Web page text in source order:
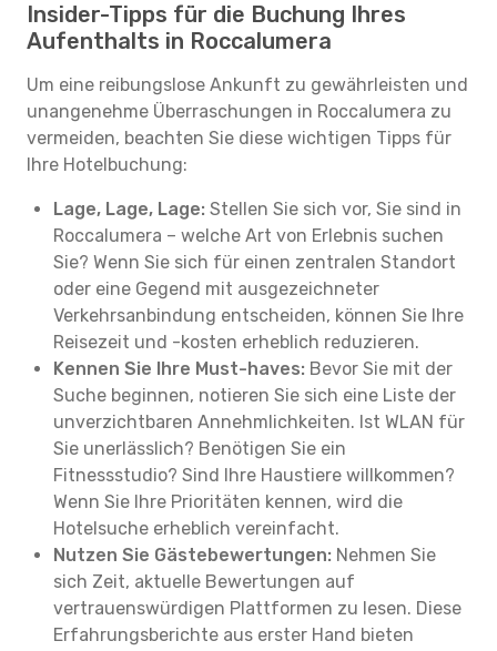
Insider-Tipps für die Buchung Ihres
Aufenthalts in Roccalumera
Um eine reibungslose Ankunft zu gewährleisten und
unangenehme Überraschungen in Roccalumera zu
vermeiden, beachten Sie diese wichtigen Tipps für
Ihre Hotelbuchung:
Lage, Lage, Lage: Stellen Sie sich vor, Sie sind in
Roccalumera – welche Art von Erlebnis suchen
Sie? Wenn Sie sich für einen zentralen Standort
oder eine Gegend mit ausgezeichneter
Verkehrsanbindung entscheiden, können Sie Ihre
Reisezeit und -kosten erheblich reduzieren.
Kennen Sie Ihre Must-haves: Bevor Sie mit der
Suche beginnen, notieren Sie sich eine Liste der
unverzichtbaren Annehmlichkeiten. Ist WLAN für
Sie unerlässlich? Benötigen Sie ein
Fitnessstudio? Sind Ihre Haustiere willkommen?
Wenn Sie Ihre Prioritäten kennen, wird die
Hotelsuche erheblich vereinfacht.
Nutzen Sie Gästebewertungen: Nehmen Sie
sich Zeit, aktuelle Bewertungen auf
vertrauenswürdigen Plattformen zu lesen. Diese
Erfahrungsberichte aus erster Hand bieten